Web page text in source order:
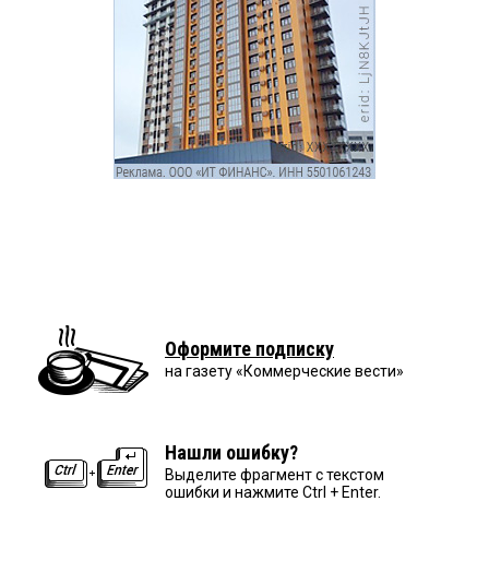
Оформите подписку
на газету «Коммерческие вести»
Нашли ошибку?
Выделите фрагмент с текстом
ошибки и нажмите Ctrl + Enter.